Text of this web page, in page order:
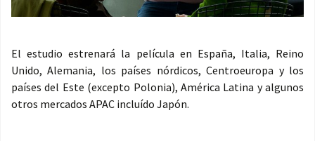
El estudio estrenará la película en España, Italia, Reino
Unido, Alemania, los países nórdicos, Centroeuropa y los
países del Este (excepto Polonia), América Latina y algunos
otros mercados APAC incluído Japón.